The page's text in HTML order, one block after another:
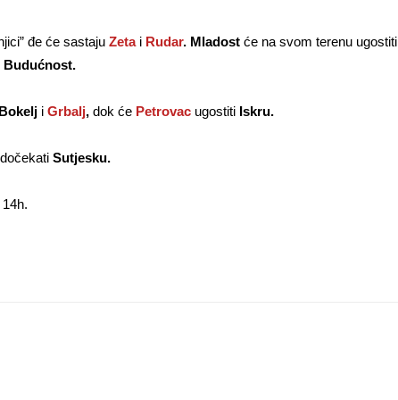
đe će sastaju Zetai Rudar. Mladost će na svom terenu ugostiti
Budućnost.
Bokelj i Grbalj, dok će Petrovac ugostiti Iskru.
Sutjesku.